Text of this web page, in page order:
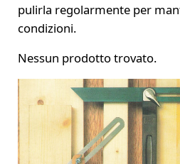
pulirla regolarmente per
condizioni.
Nessun prodotto trovato.